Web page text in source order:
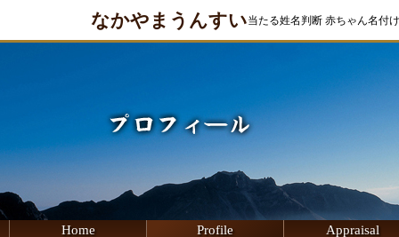
なかやまうんすい当たる姓名判断 赤ちゃん名付
Home Profile Appraisal